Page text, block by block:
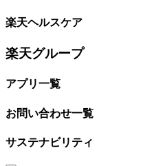
楽天ヘルスケア
楽天グループ
アプリ一覧
お問い合わせ一覧
サステナビリティ